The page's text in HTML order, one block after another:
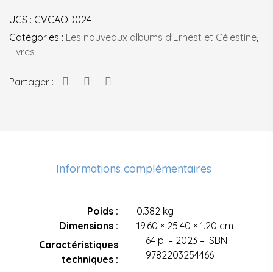
des
souris
UGS : GVCAOD024
Catégories : Les nouveaux albums d'Ernest et Célestine,
Livres
Partager :
Informations complémentaires
Poids
0.382 kg
Dimensions
19.60 × 25.40 × 1.20 cm
Caractéristiques
techniques
64 p. – 2023 – ISBN
9782203254466